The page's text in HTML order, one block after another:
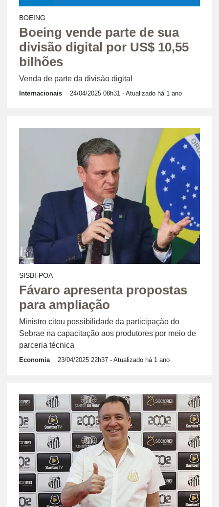
BOEING
Boeing vende parte de sua
divisão digital por US$ 10,55
bilhões
Venda de parte da divisão digital
Internacionais 24/04/2025 08h31 - Atualizado há 1 ano
SISBI-POA
Fávaro apresenta propostas
para ampliação
Ministro citou possibilidade da participação do
Sebrae na capacitação aos produtores por meio de
parceria técnica
Economia 23/04/2025 22h37 - Atualizado há 1 ano